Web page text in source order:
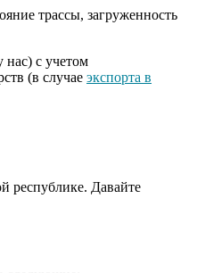
трассы, загруженность
нас) с учетом
(в случае экспорта в
республике. Давайте